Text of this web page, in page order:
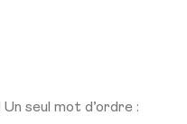
seul mot d’ordre :